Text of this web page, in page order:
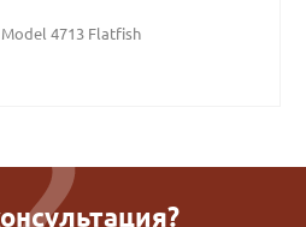
4713 Flatfish